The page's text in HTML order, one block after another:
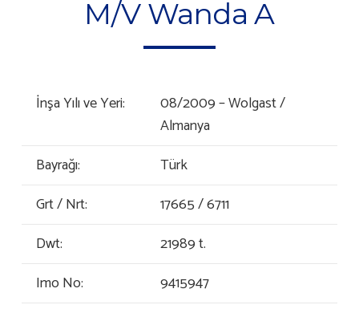
M/V Wanda A
İnşa Yılı ve Yeri:
08/2009 – Wolgast /
Almanya
Bayrağı:
Türk
Grt / Nrt:
17665 / 6711
Dwt:
21989 t.
Imo No:
9415947